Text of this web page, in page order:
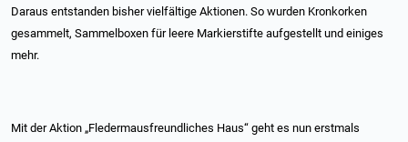
Daraus entstanden bisher vielfältige Aktionen. So wurden Kronkorken
gesammelt, Sammelboxen für leere Markierstifte aufgestellt und einiges
mehr.
Mit der Aktion „Fledermausfreundliches Haus“ geht es nun erstmals